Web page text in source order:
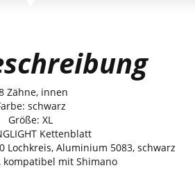
Zähne, innen
schwarz
Größe: XL
Kettenblatt
Lochkreis, Aluminium 5083, schwarz
kompatibel mit Shimano